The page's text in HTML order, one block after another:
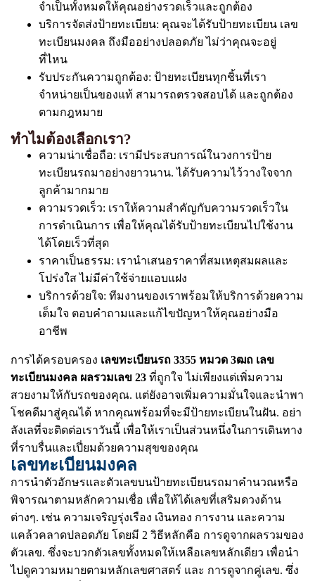
จำเป็นทั้งหมดให้คุณอย่างรวดเร็วและถูกต้อง
บริการจัดส่งป้ายทะเบียน: คุณจะได้รับป้ายทะเบียน เลข
ทะเบียนมงคล ถึงมืออย่างปลอดภัย ไม่ว่าคุณจะอยู่
ที่ไหน
รับประกันความถูกต้อง: ป้ายทะเบียนทุกชิ้นที่เรา
จำหน่ายเป็นของแท้ สามารถตรวจสอบได้ และถูกต้อง
ตามกฎหมาย
ทำไมต้องเลือกเรา?
ความน่าเชื่อถือ: เรามีประสบการณ์ในวงการป้าย
ทะเบียนรถมาอย่างยาวนาน. ได้รับความไว้วางใจจาก
ลูกค้ามากมาย
ความรวดเร็ว: เราให้ความสำคัญกับความรวดเร็วใน
การดำเนินการ เพื่อให้คุณได้รับป้ายทะเบียนไปใช้งาน
ได้โดยเร็วที่สุด
ราคาเป็นธรรม: เรานำเสนอราคาที่สมเหตุสมผลและ
โปร่งใส ไม่มีค่าใช้จ่ายแอบแฝง
บริการด้วยใจ: ทีมงานของเราพร้อมให้บริการด้วยความ
เต็มใจ ตอบคำถามและแก้ไขปัญหาให้คุณอย่างมือ
อาชีพ
การได้ครอบครอง เลขทะเบียนรถ 3355 หมวด 3ฒถ เลข
ทะเบียนมงคล ผลรวมเลข 23 ที่ถูกใจ ไม่เพียงแต่เพิ่มความ
สวยงามให้กับรถของคุณ. แต่ยังอาจเพิ่มความมั่นใจและนำพา
โชคดีมาสู่คุณได้ หากคุณพร้อมที่จะมีป้ายทะเบียนในฝัน. อย่า
ลังเลที่จะติดต่อเราวันนี้ เพื่อให้เราเป็นส่วนหนึ่งในการเดินทาง
ที่ราบรื่นและเปี่ยมด้วยความสุขของคุณ
เลขทะเบียนมงคล
การนำตัวอักษรและตัวเลขบนป้ายทะเบียนรถมาคำนวณหรือ
พิจารณาตามหลักความเชื่อ เพื่อให้ได้เลขที่เสริมดวงด้าน
ต่างๆ. เช่น ความเจริญรุ่งเรือง เงินทอง การงาน และความ
แคล้วคลาดปลอดภัย โดยมี 2 วิธีหลักคือ การดูจากผลรวมของ
ตัวเลข. ซึ่งจะบวกตัวเลขทั้งหมดให้เหลือเลขหลักเดียว เพื่อนำ
ไปดูความหมายตามหลักเลขศาสตร์ และ การดูจากคู่เลข. ซึ่ง